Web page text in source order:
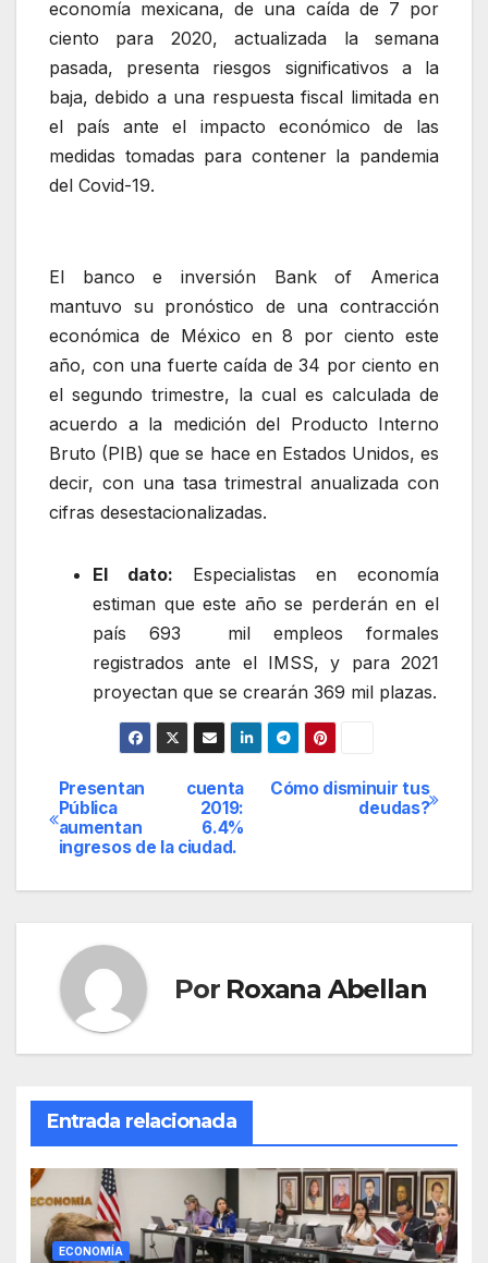
economía mexicana, de una caída de 7 por
ciento para 2020, actualizada la semana
pasada, presenta riesgos significativos a la
baja, debido a una respuesta fiscal limitada en
el país ante el impacto económico de las
medidas tomadas para contener la pandemia
del Covid-19.
El banco e inversión Bank of America
mantuvo su pronóstico de una contracción
económica de México en 8 por ciento este
año, con una fuerte caída de 34 por ciento en
el segundo trimestre, la cual es calculada de
acuerdo a la medición del Producto Interno
Bruto (PIB) que se hace en Estados Unidos, es
decir, con una tasa trimestral anualizada con
cifras desestacionalizadas.
El dato: Especialistas en economía
estiman que este año se perderán en el
país 693 mil empleos formales
registrados ante el IMSS, y para 2021
proyectan que se crearán 369 mil plazas.
Navegación
de
entradas
Cómo disminuir tus
deudas?
Presentan cuenta
Pública 2019:
aumentan 6.4%
ingresos de la ciudad.
Por Roxana Abellan
Entrada relacionada
ECONOMÍA